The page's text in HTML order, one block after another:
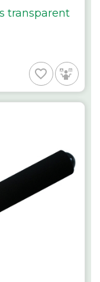
transparent
favorite_border